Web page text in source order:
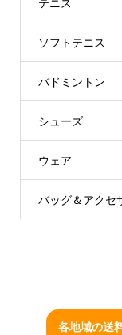
ソフトテニス
バドミントン
シューズ
ウェア
バッグ＆アクセ
各地域の送